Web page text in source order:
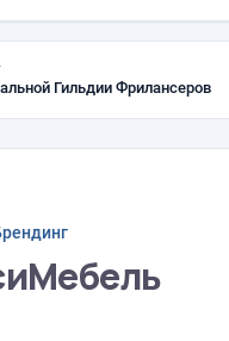
Гильдии Фрилансеров